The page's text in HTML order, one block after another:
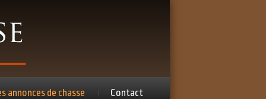
annonces de chasse Contact